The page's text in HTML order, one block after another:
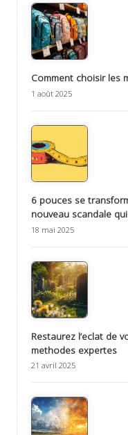
Comment choisir les
1 août 2025
6 pouces se
nouveau scandale
18 mai 2025
Restaurez l’eclat de
methodes expertes
21 avril 2025